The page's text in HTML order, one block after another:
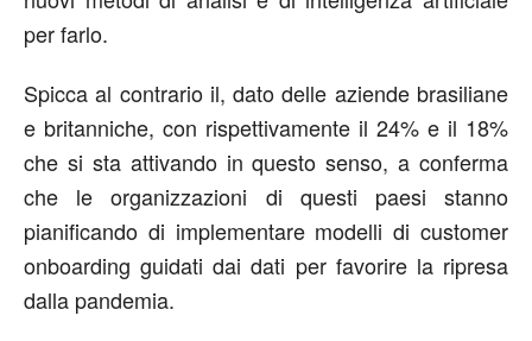
per farlo.
Spicca al contrario il, dato delle aziende brasiliane
e britanniche, con rispettivamente il 24% e il 18%
che si sta attivando in questo senso, a conferma
che le organizzazioni di questi paesi stanno
pianificando di implementare modelli di customer
onboarding guidati dai dati per favorire la ripresa
dalla pandemia.